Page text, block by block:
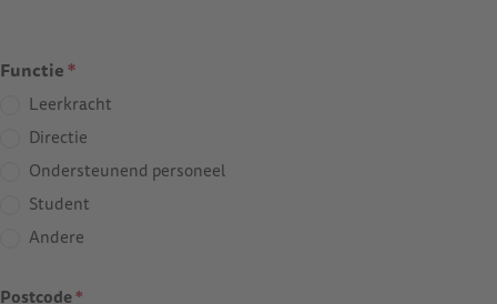
Functie*
Leerkracht
Directie
Ondersteunend personeel
Student
Andere
Postcode*